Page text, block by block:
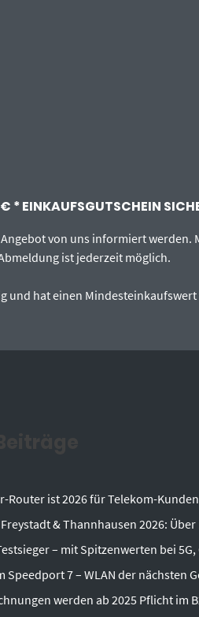
* EINKAUFSGUTSCHEIN
von uns informiert werden.
ist jederzeit möglich.
und hat einen Mindesteinkaufswert
Router ist 2026 für Telekom-
& Thannhausen 2026: Über
– mit Spitzenwerten bei
Speedport 7 – WLAN der nächsten
werden ab 2025 Pflicht im